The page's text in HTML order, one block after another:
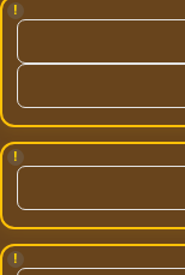
!
!
!